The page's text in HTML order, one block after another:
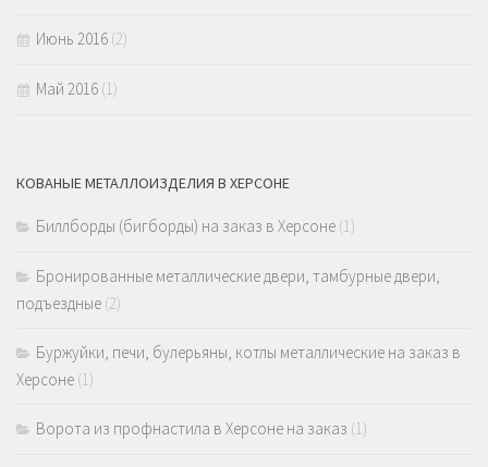
Июнь 2016 (2)
Май 2016 (1)
КОВАНЫЕ МЕТАЛЛОИЗДЕЛИЯ В ХЕРСОНЕ
Биллборды (бигборды) на заказ в Херсоне (1)
Бронированные металлические двери, тамбурные двери,
подъездные (2)
Буржуйки, печи, булерьяны, котлы металлические на заказ в
Херсоне (1)
Ворота из профнастила в Херсоне на заказ (1)